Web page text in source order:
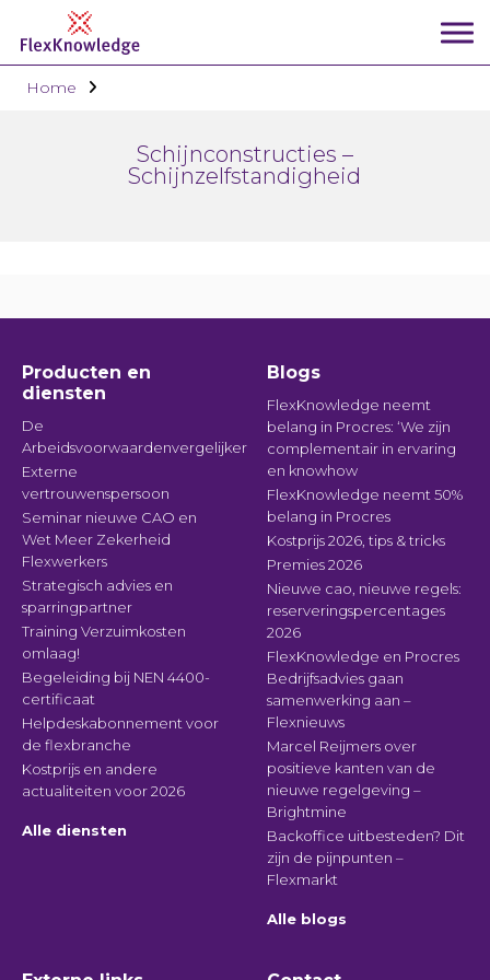
Home
Schijnconstructies –
Schijnzelfstandigheid
Producten en
diensten
De
Arbeidsvoorwaardenvergelijker
Externe
vertrouwenspersoon
Seminar nieuwe CAO en
Wet Meer Zekerheid
Flexwerkers
Strategisch advies en
sparringpartner
Training Verzuimkosten
omlaag!
Begeleiding bij NEN 4400-
certificaat
Helpdeskabonnement voor
de flexbranche
Kostprijs en andere
actualiteiten voor 2026
Alle diensten
Blogs
FlexKnowledge neemt
belang in Procres: ‘We zijn
complementair in ervaring
en knowhow
FlexKnowledge neemt 50%
belang in Procres
Kostprijs 2026, tips & tricks
Premies 2026
Nieuwe cao, nieuwe regels:
reserveringspercentages
2026
FlexKnowledge en Procres
Bedrijfsadvies gaan
samenwerking aan –
Flexnieuws
Marcel Reijmers over
positieve kanten van de
nieuwe regelgeving –
Brightmine
Backoffice uitbesteden? Dit
zijn de pijnpunten –
Flexmarkt
Alle blogs